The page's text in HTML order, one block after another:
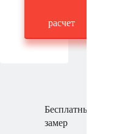
расчет
Бесплатный
замер